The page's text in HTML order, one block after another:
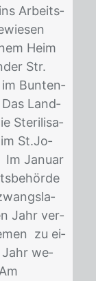
Ar­beits­
Heim
Str.
im Bun­ten­
Land­
Ste­ri­li­sa­
im St.Jo­
Ja­nu­ar
Jahr ver­
zu ei­
Jahr we­